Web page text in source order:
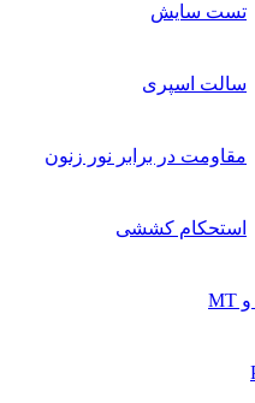
تست سایش
سالت اسپری
مقاومت در برابر نور زنون
استحکام کششی